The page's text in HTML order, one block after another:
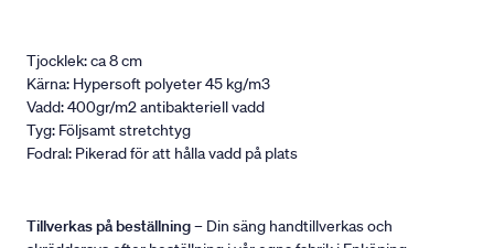
Tjocklek: ca 8 cm
Kärna: Hypersoft polyeter 45 kg/m3
Vadd: 400gr/m2 antibakteriell vadd
Tyg: Följsamt stretchtyg
Fodral: Pikerad för att hålla vadd på plats
Tillverkas på beställning– Din säng handtillverkas och